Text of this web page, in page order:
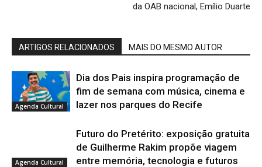
da OAB nacional, Emílio Duarte
ARTIGOS RELACIONADOS MAIS DO MESMO AUTOR
Agenda Cultural
Dia dos Pais inspira programação de
fim de semana com música, cinema e
lazer nos parques do Recife
Agenda Cultural
Futuro do Pretérito: exposição gratuita
de Guilherme Rakim propõe viagem
entre memória, tecnologia e futuros